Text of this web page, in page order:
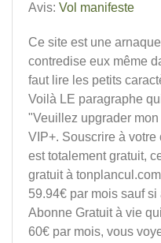
Avis: Vol manifeste
Ce site est une
contredise eux même
faut lire les petits
Voilà LE paragraphe
"Veuillez upgrader
VIP+. Souscrire à votre
est totalement gratuit,
gratuit à
59.94€ par mois sauf si
Abonne Gratuit à vie
60€ par mois, vous